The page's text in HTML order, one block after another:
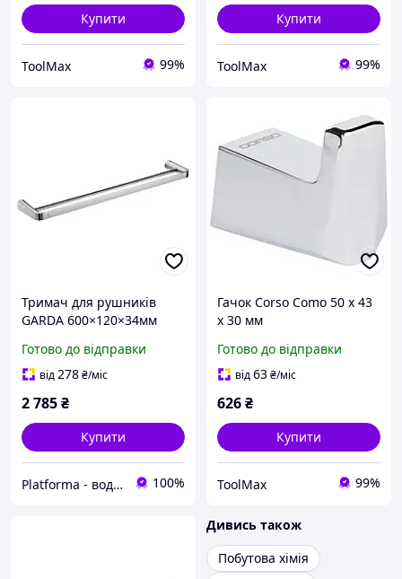
Купити
ToolMax 99%
Купити
ToolMax 99%
Тримач для рушників
GARDA 600×120×34мм
(9680501)
Готово до відправки
від278₴/міс
2 785₴
Купити
Platforma - водопостачання, опалення та каналізація - обладнання та комплектуючі 100%
Гачок Corso Como 50 х 43
х 30 мм
Готово до відправки
від63₴/міс
626₴
Купити
ToolMax 99%
Дивись також
Побутова хімія